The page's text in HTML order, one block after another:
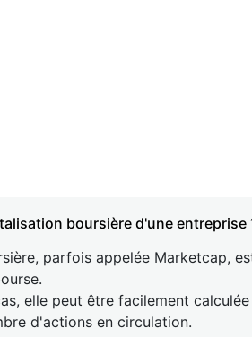
boursière d'une entreprise
parfois appelée Marketcap,
elle peut être facilement
d'actions en circulation.